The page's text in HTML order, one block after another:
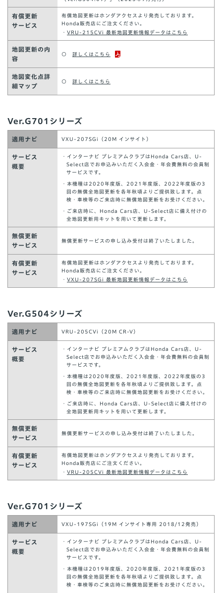
有償更新
サービス
有償地図更新はホンダアクセスより発売しております。
Honda販売店にご注文ください。
・ VRU-215CVi 最新地図更新情報データはこちら
地図更新の内
容
○ 詳しくはこちら
地図変化点詳
細マップ
○ 詳しくはこちら
Ver.G701シリーズ
適用ナビ VXU-207SGi（20M インサイト）
サービス
概要
・インターナビ プレミアムクラブはHonda Cars店、U-
Select店でお申込みいただく入会金・年会費無料の会員制
サービスです。
・本機種は2020年度版、2021年度版、2022年度版の3
回の無償全地図更新を各年秋頃よりご提供致します。点
検・車検等のご来店時に無償地図更新をお受けください。
・ご来店時に、Honda Cars店、U-Select店に備え付けの
全地図更新用キットを用いて更新します。
無償更新
サービス
無償更新サービスの申し込み受付は終了いたしました。
有償更新
サービス
有償地図更新はホンダアクセスより発売しております。
Honda販売店にご注文ください。
・ VXU-207SGi 最新地図更新情報データはこちら
Ver.G504シリーズ
適用ナビ VRU-205CVi（20M CR-V）
サービス
概要
・インターナビ プレミアムクラブはHonda Cars店、U-
Select店でお申込みいただく入会金・年会費無料の会員制
サービスです。
・本機種は2020年度版、2021年度版、2022年度版の3
回の無償全地図更新を各年秋頃よりご提供致します。点
検・車検等のご来店時に無償地図更新をお受けください。
・ご来店時に、Honda Cars店、U-Select店に備え付けの
全地図更新用キットを用いて更新します。
無償更新
サービス
無償更新サービスの申し込み受付は終了いたしました。
有償更新
サービス
有償地図更新はホンダアクセスより発売しております。
Honda販売店にご注文ください。
・ VRU-205CVi 最新地図更新情報データはこちら
Ver.G701シリーズ
適用ナビ VXU-197SGi（19M インサイト専用 2018/12発売）
サービス
概要
・インターナビ プレミアムクラブはHonda Cars店、U-
Select店でお申込みいただく入会金・年会費無料の会員制
サービスです。
・本機種は2019年度版、2020年度版、2021年度版の3
回の無償全地図更新を各年秋頃よりご提供致します。点
検・車検等のご来店時に無償地図更新をお受けください。